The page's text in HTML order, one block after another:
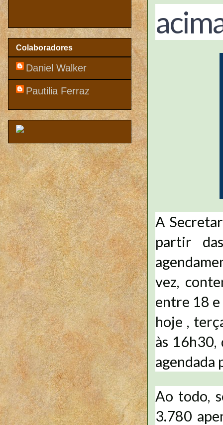
A
partir
vez,
entre 18 e
hoje ,
às 16h30,
agendada
Ao todo,
3.780
Colaboradores
Daniel Walker
Pautilia Ferraz